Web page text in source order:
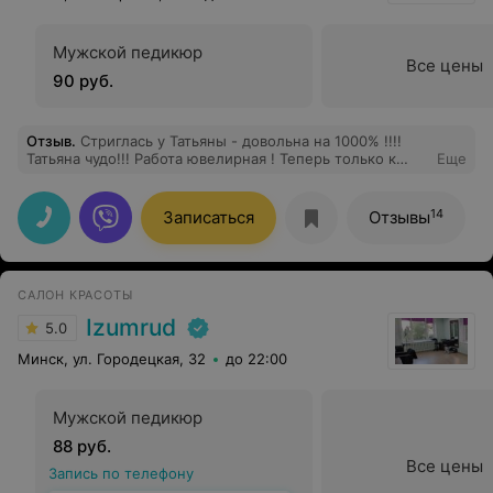
Мужской педикюр
90 руб.
Все цены
Отзыв. Стриглась у Татьяны - довольна на 1000% !!!!
Татьяна чудо!!! Работа ювелирная ! Теперь только к
Еще
Записаться Отзывы14
САЛОН КРАСОТЫ
5.0 Izumrud
Минск, ул. Городецкая, 32 до 22:00
Мужской педикюр
88 руб.
Запись по телефону
Все цены